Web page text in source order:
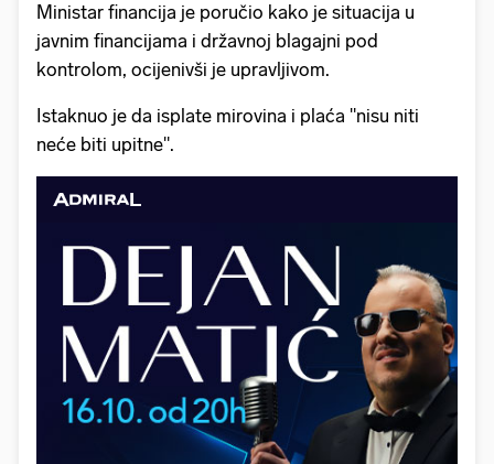
Ministar financija je poručio kako je situacija u
javnim financijama i državnoj blagajni pod
kontrolom, ocijenivši je upravljivom.
Istaknuo je da isplate mirovina i plaća "nisu niti
neće biti upitne".